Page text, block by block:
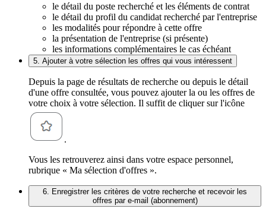
le détail du poste recherché et les éléments de contrat
le détail du profil du candidat recherché par l'entreprise
les modalités pour répondre à cette offre
la présentation de l'entreprise (si présente)
les informations complémentaires le cas échéant
5. Ajouter à votre sélection les offres qui vous intéressent
Depuis la page de résultats de recherche ou depuis le détail
d'une offre consultée, vous pouvez ajouter la ou les offres de
votre choix à votre sélection. Il suffit de cliquer sur l'icône
.
Vous les retrouverez ainsi dans votre espace personnel,
rubrique « Ma sélection d'offres ».
6. Enregistrer les critères de votre recherche et recevoir les
offres par e-mail (abonnement)